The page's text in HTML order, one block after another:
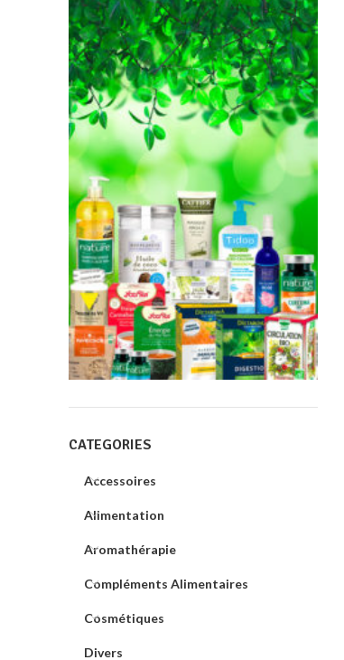
CATEGORIES
Accessoires
Alimentation
Aromathérapie
Compléments Alimentaires
Cosmétiques
Divers